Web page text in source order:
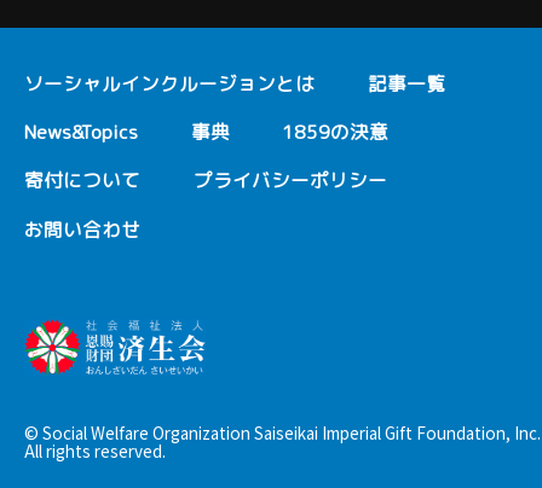
ソーシャルインクルージョンとは
記事一覧
News&Topics
事典
1859の決意
寄付について
プライバシーポリシー
お問い合わせ
© Social Welfare Organization Saiseikai Imperial Gift Foundation, Inc.
All rights reserved.